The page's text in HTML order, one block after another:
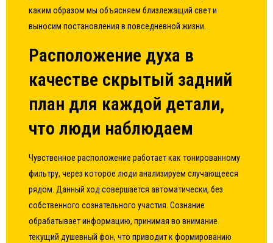
каким образом мы объясняем близлежащий свет и
выносим постановления в повседневной жизни.
Расположение духа в
качестве скрытый задний
план для каждой детали,
что люди наблюдаем
Чувственное расположение работает как тонированному
фильтру, через которое люди анализируем случающееся
рядом. Данный ход совершается автоматически, без
собственного сознательного участия. Сознание
обрабатывает информацию, принимая во внимание
текущий душевный фон, что приводит к формированию